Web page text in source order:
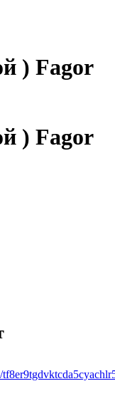
) Fagor
) Fagor